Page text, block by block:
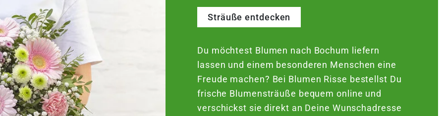
Sträuße entdecken
Du möchtest Blumen nach Bochum liefern
lassen und einem besonderen Menschen eine
Freude machen? Bei Blumen Risse bestellst Du
frische Blumensträuße bequem online und
verschickst sie direkt an Deine Wunschadresse